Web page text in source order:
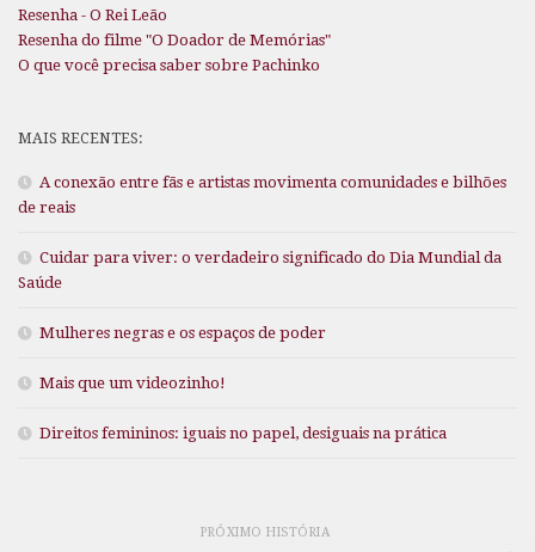
Resenha - O Rei Leão
Resenha do filme "O Doador de Memórias"
O que você precisa saber sobre Pachinko
MAIS RECENTES:
A conexão entre fãs e artistas movimenta comunidades e bilhões
de reais
Cuidar para viver: o verdadeiro significado do Dia Mundial da
Saúde
Mulheres negras e os espaços de poder
Mais que um videozinho!
Direitos femininos: iguais no papel, desiguais na prática
PRÓXIMO HISTÓRIA